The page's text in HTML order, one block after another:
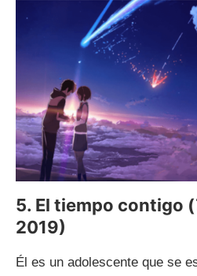
5. El tiempo contigo (
2019)
Él es un adolescente que se